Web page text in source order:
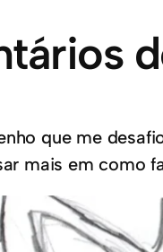
que me
mais em como